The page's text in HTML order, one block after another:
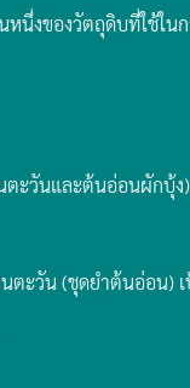
นึ่งของวัตถุดิบที่ใช้ใน
วันและต้นอ่อนผักบุ้ง)
ตะวัน (ชุดยำต้นอ่อน)